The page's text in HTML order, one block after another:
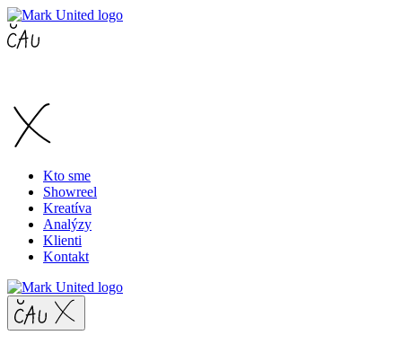
Kto sme
Showreel
Kreatíva
Analýzy
Klienti
Kontakt